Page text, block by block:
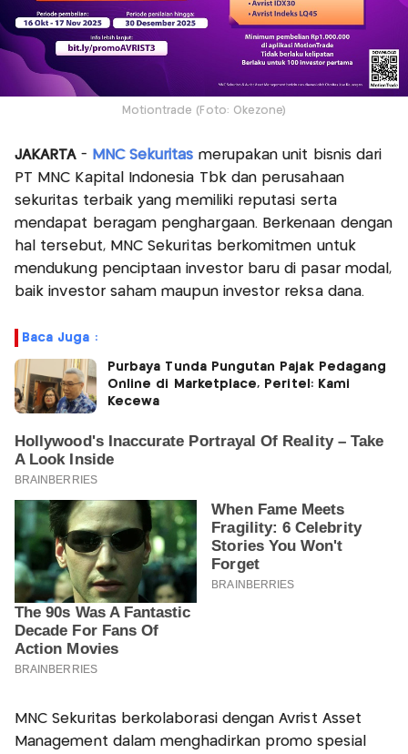
Motiontrade (Foto: Okezone)
JAKARTA- MNC Sekuritas merupakan unit bisnis dari
PT MNC Kapital Indonesia Tbk dan perusahaan
sekuritas terbaik yang memiliki reputasi serta
mendapat beragam penghargaan. Berkenaan dengan
hal tersebut, MNC Sekuritas berkomitmen untuk
mendukung penciptaan investor baru di pasar modal,
baik investor saham maupun investor reksa dana.
Baca Juga :
Purbaya Tunda Pungutan Pajak Pedagang
Online di Marketplace, Peritel: Kami
Kecewa
MNC Sekuritas berkolaborasi dengan Avrist Asset
Management dalam menghadirkan promo spesial